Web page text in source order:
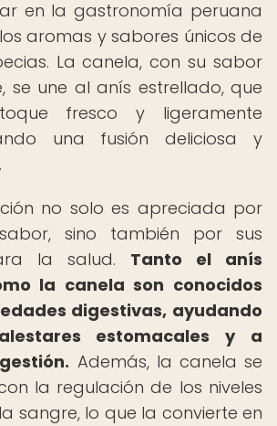
en la gastronomía peruana
aromas y sabores únicos de
La canela, con su sabor
se une al anís estrellado, que
fresco y ligeramente
una fusión deliciosa y
no solo es apreciada por
sino también por sus
la salud. Tanto el anís
la canela son conocidos
digestivas, ayudando
estomacales y a
Además, la canela se
la regulación de los niveles
sangre, lo que la convierte en